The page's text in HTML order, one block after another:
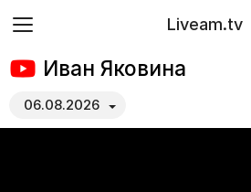
Liveam.tv
Иван Яковина
06.08.2026